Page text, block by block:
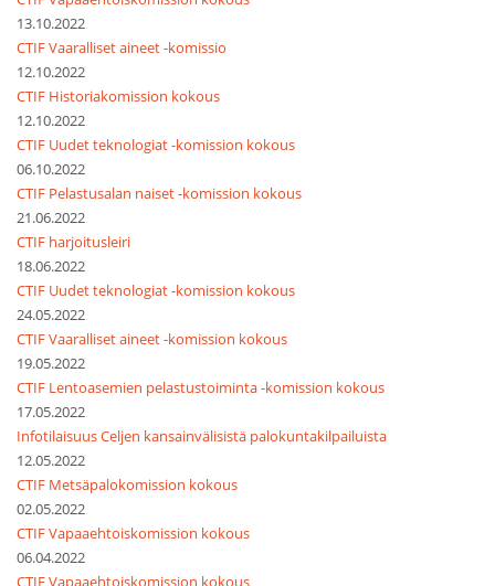
13.10.2022
CTIF Vaaralliset aineet -komissio
12.10.2022
CTIF Historiakomission kokous
12.10.2022
CTIF Uudet teknologiat -komission kokous
06.10.2022
CTIF Pelastusalan naiset -komission kokous
21.06.2022
CTIF harjoitusleiri
18.06.2022
CTIF Uudet teknologiat -komission kokous
24.05.2022
CTIF Vaaralliset aineet -komission kokous
19.05.2022
CTIF Lentoasemien pelastustoiminta -komission kokous
17.05.2022
Infotilaisuus Celjen kansainvälisistä palokuntakilpailuista
12.05.2022
CTIF Metsäpalokomission kokous
02.05.2022
CTIF Vapaaehtoiskomission kokous
06.04.2022
CTIF Vapaaehtoiskomission kokous